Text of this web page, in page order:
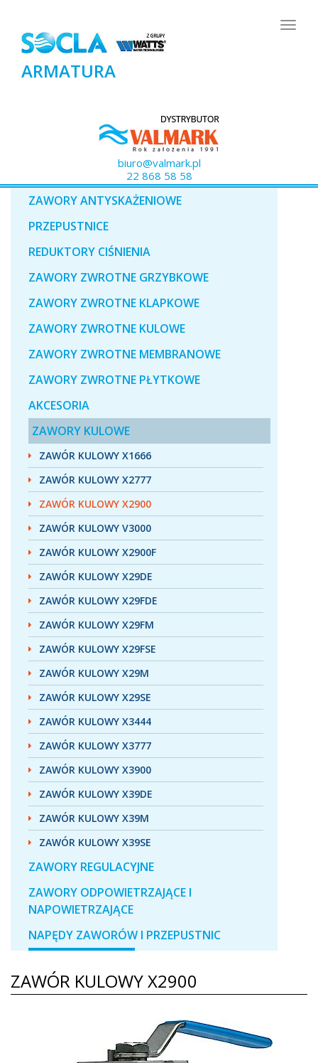
ARMATURA
biuro@valmark.pl
22 868 58 58
ZAWORY ANTYSKAŻENIOWE
PRZEPUSTNICE
REDUKTORY CIŚNIENIA
ZAWORY ZWROTNE GRZYBKOWE
ZAWORY ZWROTNE KLAPKOWE
ZAWORY ZWROTNE KULOWE
ZAWORY ZWROTNE MEMBRANOWE
ZAWORY ZWROTNE PŁYTKOWE
AKCESORIA
ZAWORY KULOWE
ZAWÓR KULOWY X1666
ZAWÓR KULOWY X2777
ZAWÓR KULOWY X2900
ZAWÓR KULOWY V3000
ZAWÓR KULOWY X2900F
ZAWÓR KULOWY X29DE
ZAWÓR KULOWY X29FDE
ZAWÓR KULOWY X29FM
ZAWÓR KULOWY X29FSE
ZAWÓR KULOWY X29M
ZAWÓR KULOWY X29SE
ZAWÓR KULOWY X3444
ZAWÓR KULOWY X3777
ZAWÓR KULOWY X3900
ZAWÓR KULOWY X39DE
ZAWÓR KULOWY X39M
ZAWÓR KULOWY X39SE
ZAWORY REGULACYJNE
ZAWORY ODPOWIETRZAJĄCE I
NAPOWIETRZAJĄCE
NAPĘDY ZAWORÓW I PRZEPUSTNIC
ZAWÓR KULOWY X2900